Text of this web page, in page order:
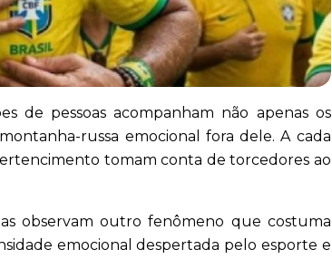
de pessoas acompanham não apenas os
russa emocional fora dele. A cada
tomam conta de torcedores ao
observam outro fenômeno que costuma
emocional despertada pelo esporte e